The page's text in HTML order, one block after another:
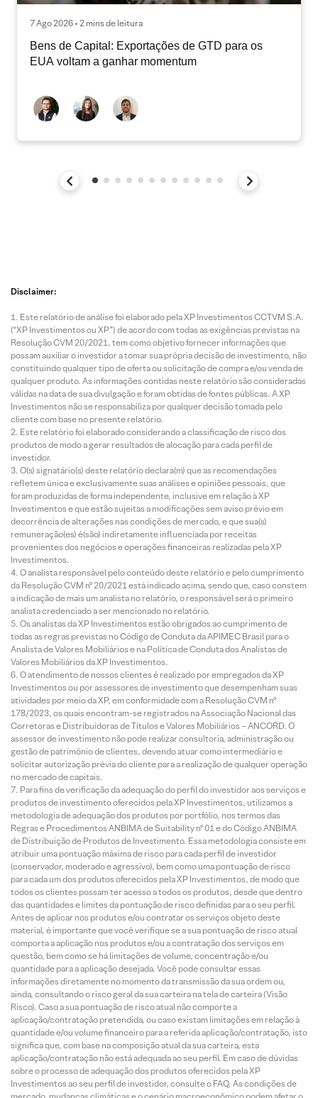
7 Ago 2026 • 2 mins de leitura
Bens de Capital: Exportações de GTD para os
EUA voltam a ganhar momentum
Disclaimer:
Este relatório de análise foi elaborado pela XP Investimentos CCTVM S.A.
(“XP Investimentos ou XP”) de acordo com todas as exigências previstas na
Resolução CVM 20/2021, tem como objetivo fornecer informações que
possam auxiliar o investidor a tomar sua própria decisão de investimento, não
constituindo qualquer tipo de oferta ou solicitação de compra e/ou venda de
qualquer produto. As informações contidas neste relatório são consideradas
válidas na data de sua divulgação e foram obtidas de fontes públicas. A XP
Investimentos não se responsabiliza por qualquer decisão tomada pelo
cliente com base no presente relatório.
Este relatório foi elaborado considerando a classificação de risco dos
produtos de modo a gerar resultados de alocação para cada perfil de
investidor.
O(s) signatário(s) deste relatório declara(m) que as recomendações
refletem única e exclusivamente suas análises e opiniões pessoais, que
foram produzidas de forma independente, inclusive em relação à XP
Investimentos e que estão sujeitas a modificações sem aviso prévio em
decorrência de alterações nas condições de mercado, e que sua(s)
remuneração(es) é(são) indiretamente influenciada por receitas
provenientes dos negócios e operações financeiras realizadas pela XP
Investimentos.
O analista responsável pelo conteúdo deste relatório e pelo cumprimento
da Resolução CVM nº 20/2021 está indicado acima, sendo que, caso constem
a indicação de mais um analista no relatório, o responsável será o primeiro
analista credenciado a ser mencionado no relatório.
Os analistas da XP Investimentos estão obrigados ao cumprimento de
todas as regras previstas no Código de Conduta da APIMEC Brasil para o
Analista de Valores Mobiliários e na Política de Conduta dos Analistas de
Valores Mobiliários da XP Investimentos.
O atendimento de nossos clientes é realizado por empregados da XP
Investimentos ou por assessores de investimento que desempenham suas
atividades por meio da XP, em conformidade com a Resolução CVM nº
178/2023, os quais encontram-se registrados na Associação Nacional das
Corretoras e Distribuidoras de Títulos e Valores Mobiliários – ANCORD. O
assessor de investimento não pode realizar consultoria, administração ou
gestão de patrimônio de clientes, devendo atuar como intermediário e
solicitar autorização prévia do cliente para a realização de qualquer operação
no mercado de capitais.
Para fins de verificação da adequação do perfil do investidor aos serviços e
produtos de investimento oferecidos pela XP Investimentos, utilizamos a
metodologia de adequação dos produtos por portfólio, nos termos das
Regras e Procedimentos ANBIMA de Suitability nº 01 e do Código ANBIMA
de Distribuição de Produtos de Investimento. Essa metodologia consiste em
atribuir uma pontuação máxima de risco para cada perfil de investidor
(conservador, moderado e agressivo), bem como uma pontuação de risco
para cada um dos produtos oferecidos pela XP Investimentos, de modo que
todos os clientes possam ter acesso a todos os produtos, desde que dentro
das quantidades e limites da pontuação de risco definidas para o seu perfil.
Antes de aplicar nos produtos e/ou contratar os serviços objeto deste
material, é importante que você verifique se a sua pontuação de risco atual
comporta a aplicação nos produtos e/ou a contratação dos serviços em
questão, bem como se há limitações de volume, concentração e/ou
quantidade para a aplicação desejada. Você pode consultar essas
informações diretamente no momento da transmissão da sua ordem ou,
ainda, consultando o risco geral da sua carteira na tela de carteira (Visão
Risco). Caso a sua pontuação de risco atual não comporte a
aplicação/contratação pretendida, ou caso existam limitações em relação à
quantidade e/ou volume financeiro para a referida aplicação/contratação, isto
significa que, com base na composição atual da sua carteira, esta
aplicação/contratação não está adequada ao seu perfil. Em caso de dúvidas
sobre o processo de adequação dos produtos oferecidos pela XP
Investimentos ao seu perfil de investidor, consulte o FAQ. As condições de